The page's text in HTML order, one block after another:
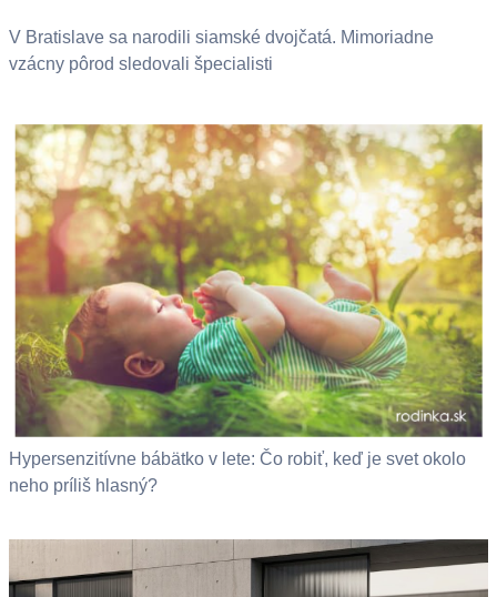
V Bratislave sa narodili siamské dvojčatá. Mimoriadne
vzácny pôrod sledovali špecialisti
Hypersenzitívne bábätko v lete: Čo robiť, keď je svet okolo
neho príliš hlasný?